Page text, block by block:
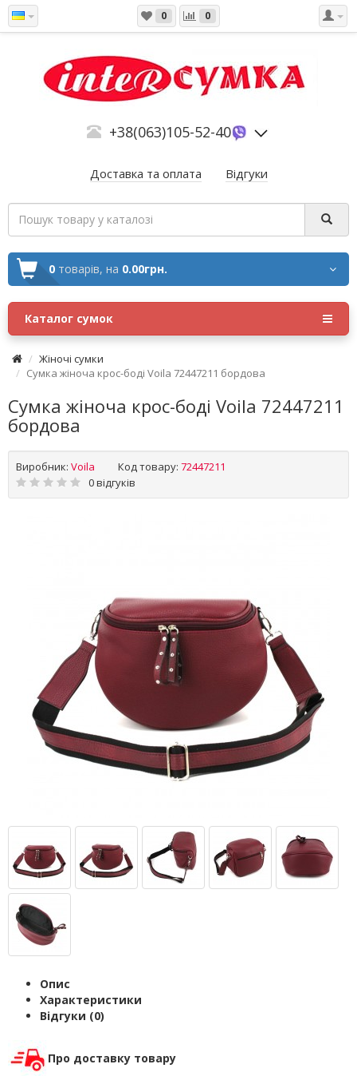
0 0
+38(063)105-52-40
Доставка та оплата Відгуки
0 товарів, на 0.00грн.
Каталог сумок
Жіночі сумки
Сумка жіноча крос-боді Voila 72447211 бордова
Сумка жіноча крос-боді Voila 72447211
бордова
Виробник: Voila Код товару: 72447211
0 відгуків
Опис
Характеристики
Відгуки (0)
Про доставку товару